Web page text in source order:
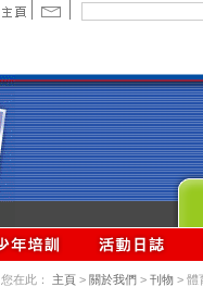
您在此： 主頁 > 關於我們 > 刊物 > 體